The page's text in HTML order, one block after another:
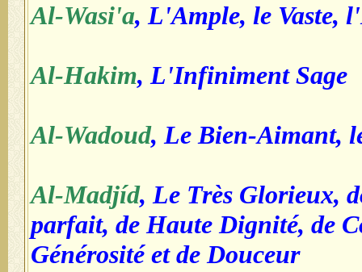
Al-Wasi'a, L'Ample, le Vaste,
Al-Hakim, L'Infiniment Sage
Al-Wadoud, Le Bien-Aimant,
Al-Madjíd, Le Très Glorieux,
parfait, de Haute Dignité, de
Générosité et de Douceur